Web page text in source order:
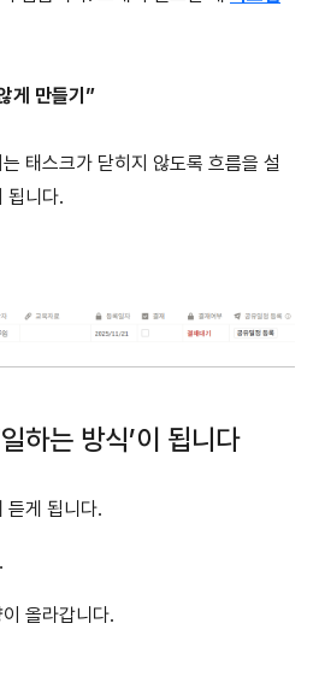
게 만들기”
태스크가 닫히지 않도록 흐름을 설
됩니다.
하는 방식’이 됩니다
듣게 됩니다.
올라갑니다.